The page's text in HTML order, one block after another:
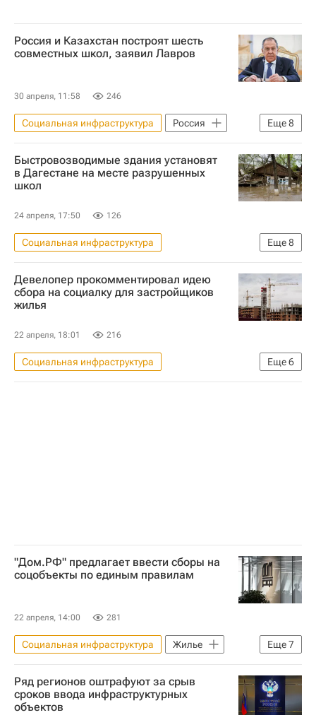
Россия и Казахстан построят шесть
совместных школ, заявил Лавров
30 апреля, 11:58 246
Еще8
Социальная инфраструктура
Россия
Казахстан
Сергей Лавров
Ермек Кошербаев
Касым-Жомарт Токаев
Инфраструктура
Школы
Быстровозводимые здания установят
в Дагестане на месте разрушенных
школ
24 апреля, 17:50 126
Еще8
Социальная инфраструктура
Республика Дагестан
Россия
Сергей Меликов
Владимир Путин
Наводнение в Дагестане
Строительство
Девелопер прокомментировал идею
сбора на социалку для застройщиков
жилья
22 апреля, 18:01 216
Еще6
Социальная инфраструктура
Строительство
Москва
"Дом.РФ" предлагает ввести сборы на
соцобъекты по единым правилам
22 апреля, 14:00 281
Еще7
Социальная инфраструктура
Жилье
Россия
Москва
"Дом.РФ"
Совет Федерации РФ
Строительство
Девелоперы
Ряд регионов оштрафуют за срыв
сроков ввода инфраструктурных
объектов